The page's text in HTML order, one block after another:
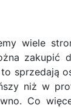
wiele
zakupić
sprzedają
niż w
Co